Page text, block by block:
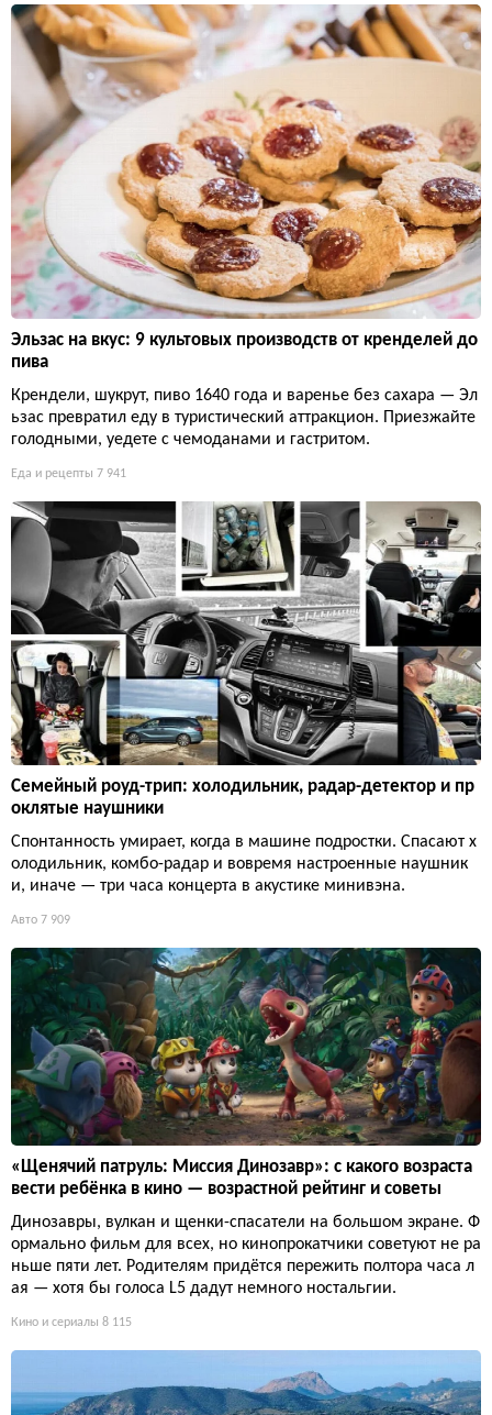
Эльзас на вкус: 9 культовых производств от кренделей до
пива
Крендели, шукрут, пиво 1640 года и варенье без сахара — Эл
ьзас превратил еду в туристический аттракцион. Приезжайте
голодными, уедете с чемоданами и гастритом.
Еда и рецепты 7 941
Семейный роуд-трип: холодильник, радар-детектор и пр
оклятые наушники
Спонтанность умирает, когда в машине подростки. Спасают х
олодильник, комбо-радар и вовремя настроенные наушник
и, иначе — три часа концерта в акустике минивэна.
Авто 7 909
«Щенячий патруль: Миссия Динозавр»: с какого возраста
вести ребёнка в кино — возрастной рейтинг и советы
Динозавры, вулкан и щенки-спасатели на большом экране. Ф
ормально фильм для всех, но кинопрокатчики советуют не ра
ньше пяти лет. Родителям придётся пережить полтора часа л
ая — хотя бы голоса L5 дадут немного ностальгии.
Кино и сериалы 8 115